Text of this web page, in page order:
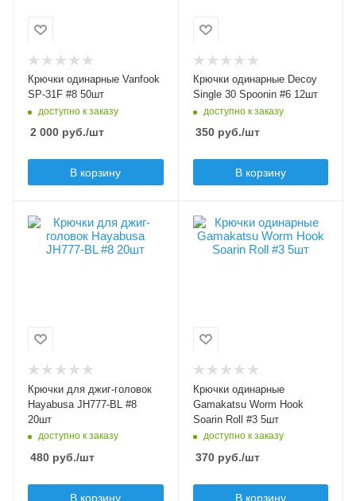
Цвет крючка
Бородка
безбородые
Крючки одинарные Vanfook
SP-31F #8 50шт
доступно к заказу
2 000 руб./шт
В корзину
12
черный
Бородка
с бородкой
Крючки одинарные Decoy
Single 30 Spoonin #6 12шт
доступно к заказу
350руб./шт
В корзину
Модель крючков
Hayabusa JH777-BL
Цвет крючка
Бородка
безбородые
Крючки для джиг-головок
Hayabusa JH777-BL #8
20шт
доступно к заказу
480 руб./шт
В корзину
Особенности крючка
в комплекте
термоусадочная
Roll
Размер крючка
3
Крючков в упаковке
5
Цвет крючка
черный
Крючки одинарные
Gamakatsu Worm Hook
Soarin Roll #3 5шт
доступно к заказу
370руб./шт
В корзину